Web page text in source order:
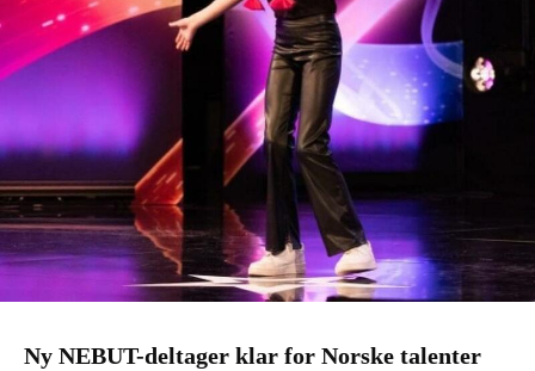
Ny NEBUT-deltager klar for Norske talenter